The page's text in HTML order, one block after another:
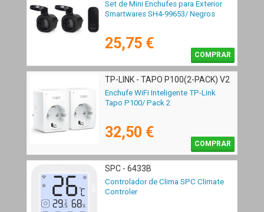
Set de Mini Enchufes para Exterior
Smartwares SH4-99653/ Negros
25,75 €
COMPRAR
TP-LINK - TAPO P100(2-PACK) V2
Enchufe WiFi Inteligente TP-Link
Tapo P100/ Pack 2
32,50 €
COMPRAR
SPC - 6433B
Controlador de Clima SPC Climate
Controler